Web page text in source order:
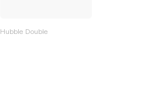
Hubble Double